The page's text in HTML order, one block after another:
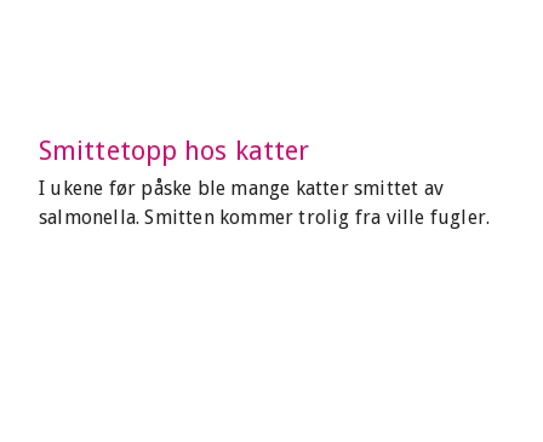
Smittetopp hos katter
I ukene før påske ble mange katter smittet av
salmonella. Smitten kommer trolig fra ville fugler.